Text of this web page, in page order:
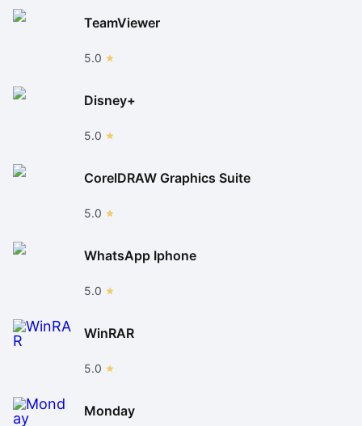
TeamViewer
5.0
Disney+
5.0
CorelDRAW Graphics Suite
5.0
WhatsApp Iphone
5.0
WinRAR
5.0
Monday